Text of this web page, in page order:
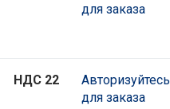
для заказа
НДС 22
Авторизуйтесь
для заказа